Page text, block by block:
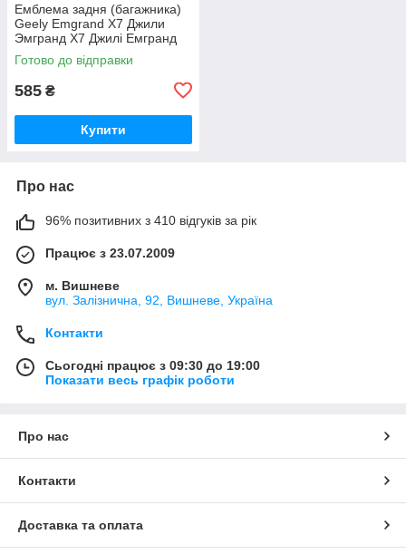
Емблема задня (багажника)
Geely Emgrand X7 Джили
Эмгранд Х7 Джилі Емгранд
Х7
Готово до відправки
585 ₴
Купити
Про нас
96% позитивних з 410 відгуків за рік
Працює з 23.07.2009
м. Вишневе
вул. Залізнична, 92, Вишневе, Україна
Контакти
Сьогодні працює з 09:30 до 19:00
Показати весь графік роботи
Про нас
Контакти
Доставка та оплата